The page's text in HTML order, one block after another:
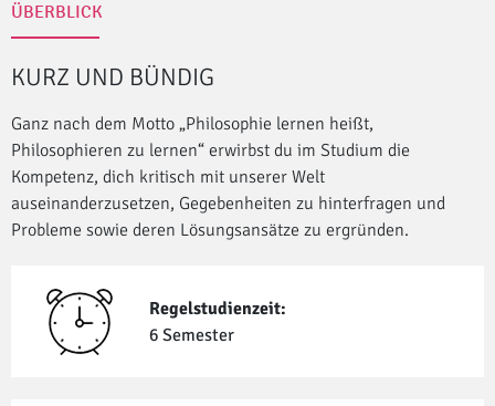
ÜBERBLICK
KURZ UND BÜNDIG
Ganz nach dem Motto „Philosophie lernen heißt,
Philosophieren zu lernen“ erwirbst du im Studium die
Kompetenz, dich kritisch mit unserer Welt
auseinanderzusetzen, Gegebenheiten zu hinterfragen und
Probleme sowie deren Lösungsansätze zu ergründen.
Regelstudienzeit:
6 Semester